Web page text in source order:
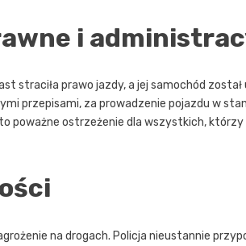
i
straciła prawo jazdy, a jej samochód
przepisami, za prowadzenie pojazdu w
poważne ostrzeżenie dla wszystkich,
na drogach. Policja nieustannie